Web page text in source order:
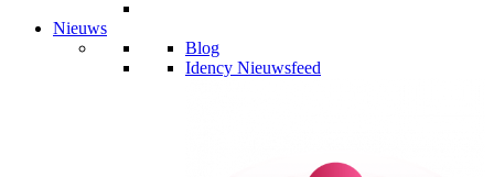
Nieuws
Blog
Idency Nieuwsfeed